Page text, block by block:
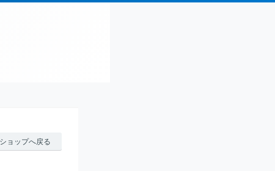
ショップへ戻る